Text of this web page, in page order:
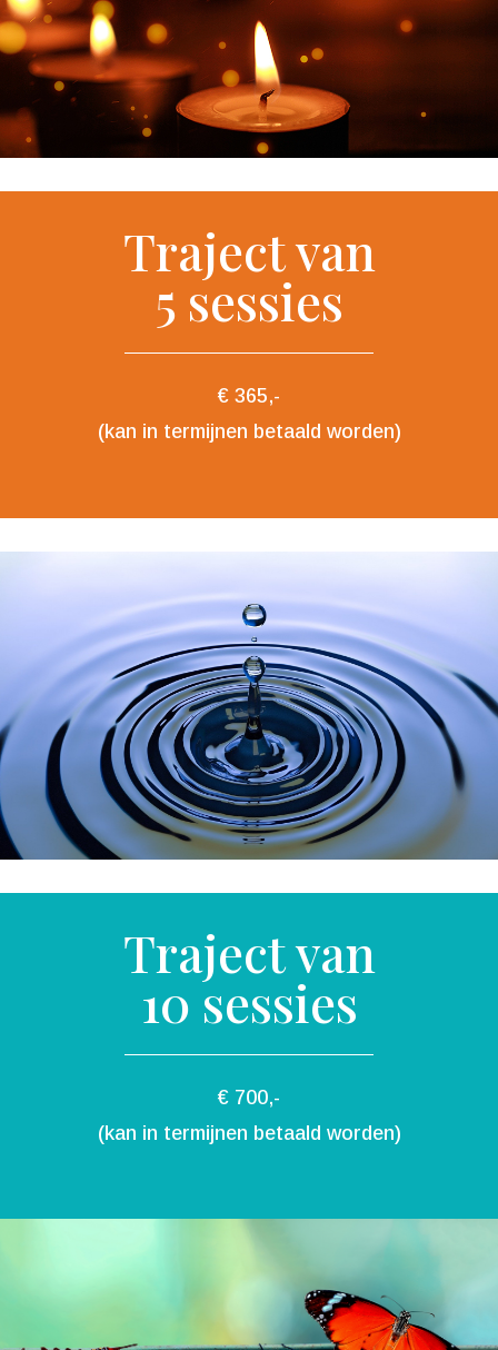
Traject van
5 sessies
€ 365,-
(kan in termijnen betaald worden)
Traject van
10 sessies
€ 700,-
(kan in termijnen betaald worden)